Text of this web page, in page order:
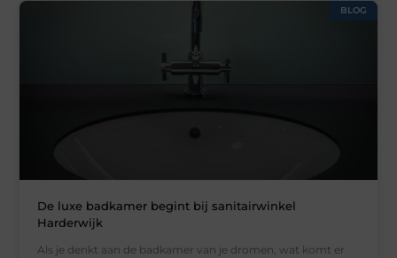
BLOG
De luxe badkamer begint bij sanitairwinkel
Harderwijk
Als je denkt aan de badkamer van je dromen, wat komt er